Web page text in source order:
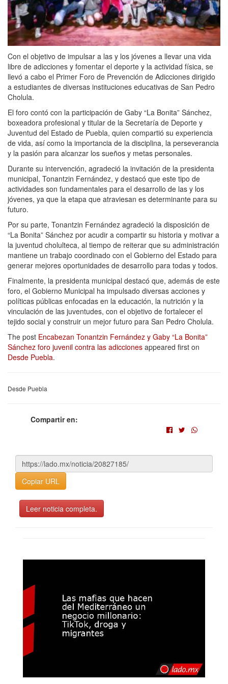
Con el objetivo de impulsar a las y los jóvenes a llevar una vida
libre de adicciones y fomentar el deporte y la actividad física, se
llevó a cabo el Primer Foro de Prevención de Adicciones dirigido
a estudiantes de diversas instituciones educativas de San Pedro
Cholula.
El foro contó con la participación de Gaby “La Bonita” Sánchez,
boxeadora profesional y titular de la Secretaría de Deporte y
Juventud del Estado de Puebla, quien compartió su experiencia
de vida, así como la importancia de la disciplina, la perseverancia
y la pasión para alcanzar los sueños y metas personales.
Durante su intervención, agradeció la invitación de la presidenta
municipal, Tonantzin Fernández, y destacó que este tipo de
actividades son fundamentales para el desarrollo de las y los
jóvenes, ya que la etapa que atraviesan es determinante para su
futuro.
Por su parte, Tonantzin Fernández agradeció la disposición de
“La Bonita” Sánchez por acudir a compartir su historia y motivar a
la juventud cholulteca, al tiempo de reiterar que su administración
mantiene un trabajo coordinado con el Gobierno del Estado para
generar mejores oportunidades de desarrollo para todas y todos.
Finalmente, la presidenta municipal destacó que, además de este
foro, el Gobierno Municipal ha impulsado diversas acciones y
políticas públicas enfocadas en la educación, la nutrición y la
vinculación de las juventudes, con el objetivo de fortalecer el
tejido social y construir un mejor futuro para San Pedro Cholula.
The post Encabezan Tonantzin Fernández y Gaby “La Bonita”
Sánchez foro juvenil contra las adicciones appeared first on
Desde Puebla.
Desde Puebla
Compartir en:
Copiar URL
Leer noticia completa.